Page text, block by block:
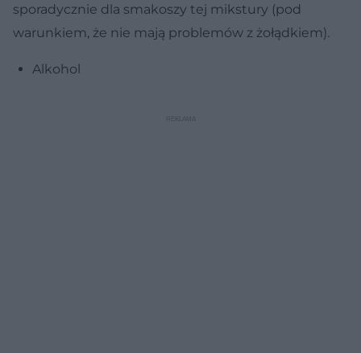
sporadycznie dla smakoszy tej mikstury (pod
warunkiem, że nie mają problemów z żołądkiem).
Alkohol